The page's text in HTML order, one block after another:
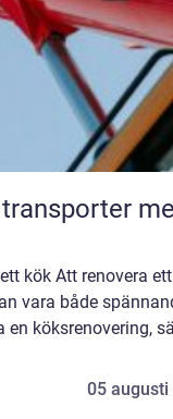
kök Att renovera
vara både
köksrenovering,
05 augusti